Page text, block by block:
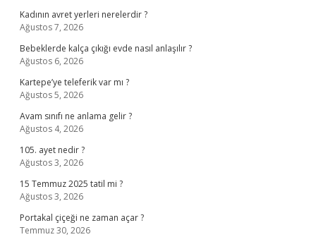
Kadının avret yerleri nerelerdir ?
Ağustos 7, 2026
Bebeklerde kalça çıkığı evde nasıl anlaşılır ?
Ağustos 6, 2026
Kartepe’ye teleferik var mı ?
Ağustos 5, 2026
Avam sınıfı ne anlama gelir ?
Ağustos 4, 2026
105. ayet nedir ?
Ağustos 3, 2026
15 Temmuz 2025 tatil mi ?
Ağustos 3, 2026
Portakal çiçeği ne zaman açar ?
Temmuz 30, 2026